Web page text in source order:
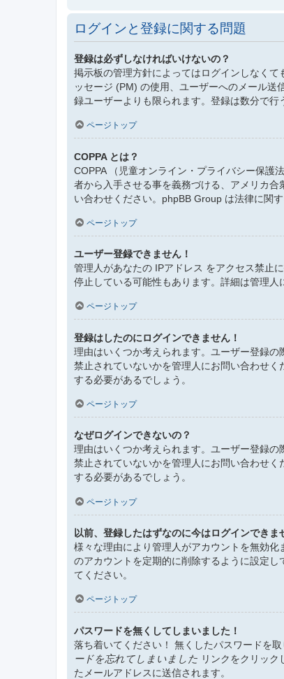
ログインと登録に関する問題
登録は必ずしなければいけないの？
掲示板の管理方針によってはログインしなく
ッセージ (PM) の使用、ユーザーへのメール
録ユーザーよりも限られます。登録は数分で行
ページトップ
COPPA とは？
COPPA （児童オンライン・プライバシー保護
者から入手させる事を義務づける、アメリカ
い合わせください。phpBB Group は法律に関
ページトップ
ユーザー登録できません！
管理人があなたの IPアドレス をアクセス禁止
停止している可能性もあります。詳細は管理人
ページトップ
登録はしたのにログインできません！
理由はいくつか考えられます。ユーザー登録
禁止されていないかを管理人にお問い合わせ
する必要があるでしょう。
ページトップ
なぜログインできないの？
理由はいくつか考えられます。ユーザー登録
禁止されていないかを管理人にお問い合わせ
する必要があるでしょう。
ページトップ
以前、登録したはずなのに今はログインできま
様々な理由により管理人がアカウントを無効
のアカウントを定期的に削除するように設定
てください。
ページトップ
パスワードを無くしてしまいました！
落ち着いてください！ 無くしたパスワードを
ードを忘れてしまいました リンクをクリッ
たメールアドレスに送信されます。